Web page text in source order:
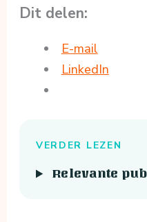
Dit delen:
E-mail
LinkedIn
VERDER LEZEN
Relevante